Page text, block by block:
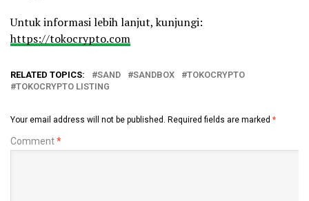
Untuk informasi lebih lanjut, kunjungi:
https://tokocrypto.com
RELATED TOPICS: SAND SANDBOX
TOKOCRYPTO
TOKOCRYPTO LISTING
Your email address will not be published. Required fields are marked *
Comment*